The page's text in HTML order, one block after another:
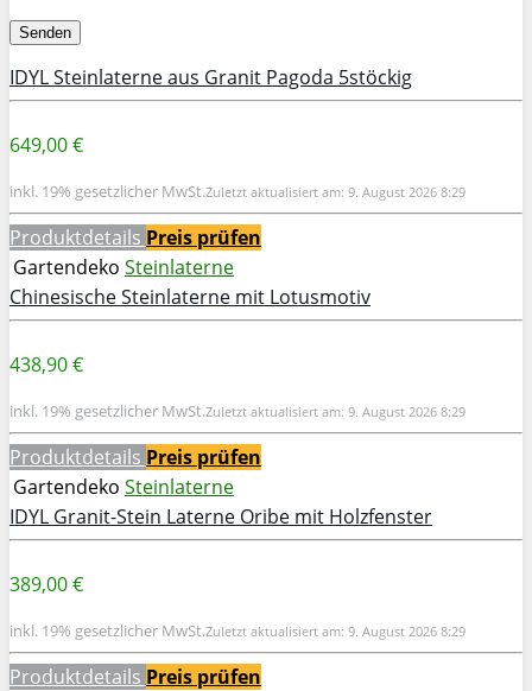
IDYL Steinlaterne aus Granit Pagoda 5stöckig
649,00 €
inkl. 19% gesetzlicher MwSt.Zuletzt aktualisiert am: 9. August 2026 8:29
Produktdetails Preis prüfen
Gartendeko Steinlaterne
Chinesische Steinlaterne mit Lotusmotiv
438,90 €
inkl. 19% gesetzlicher MwSt.Zuletzt aktualisiert am: 9. August 2026 8:29
Produktdetails Preis prüfen
Gartendeko Steinlaterne
IDYL Granit-Stein Laterne Oribe mit Holzfenster
389,00 €
inkl. 19% gesetzlicher MwSt.Zuletzt aktualisiert am: 9. August 2026 8:29
Produktdetails Preis prüfen